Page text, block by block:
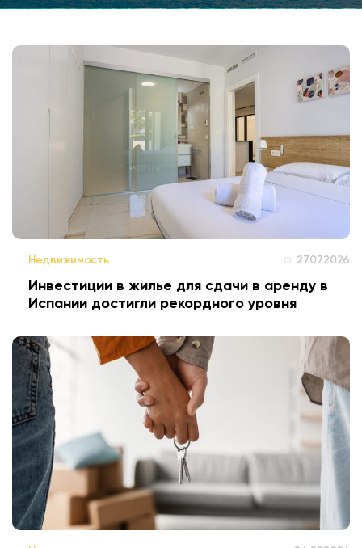
Недвижимость 27.07.2026
Инвестиции в жилье для сдачи в аренду в
Испании достигли рекордного уровня